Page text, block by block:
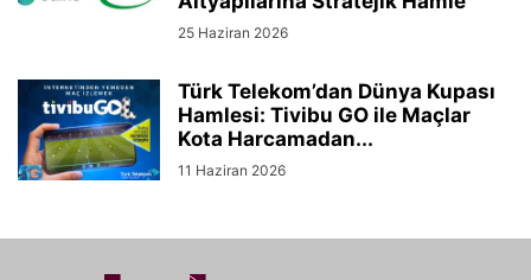
25 Haziran 2026
Türk Telekom’dan Dünya Kupası
Hamlesi: Tivibu GO ile Maçlar
Kota Harcamadan...
11 Haziran 2026